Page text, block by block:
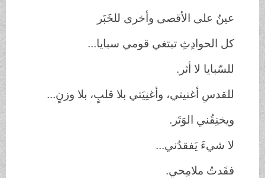
عينٌ على الأقصى وأخرى للخَبَر
كل الحوادِثِ تبتغي قومي سبايا...
للسّبايا لا أثر.
للقدسِ أغنيتي، وأغنِيَتي بلا قلبٍ، بلا وزنٍ...
ويخنِقُني الوَتَر.
لا شيءَ يَفقدُني...
فقَدتُ ملامِحي.